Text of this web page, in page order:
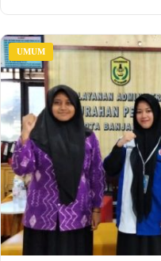
UMUM